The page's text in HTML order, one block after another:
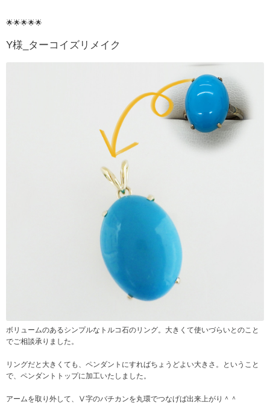
🌟🌟🌟🌟🌟
Y様_ターコイズリメイク
ボリュームのあるシンプルなトルコ石のリング。大きくて使いづらいとのこと
でご相談承りました。
リングだと大きくても、ペンダントにすればちょうどよい大きさ。ということ
で、ペンダントトップに加工いたしました。
アームを取り外して、Ⅴ字のバチカンを丸環でつなげば出来上がり＾＾